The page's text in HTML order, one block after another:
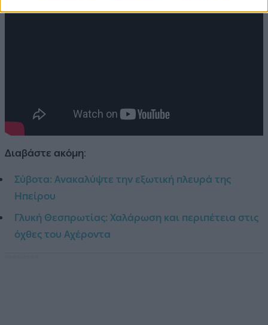
Διαβάστε ακόμη:
Σύβοτα: Ανακαλύψτε την εξωτική πλευρά της
Ηπείρου
Γλυκή Θεσπρωτίας: Χαλάρωση και περιπέτεια στις
όχθες του Αχέροντα